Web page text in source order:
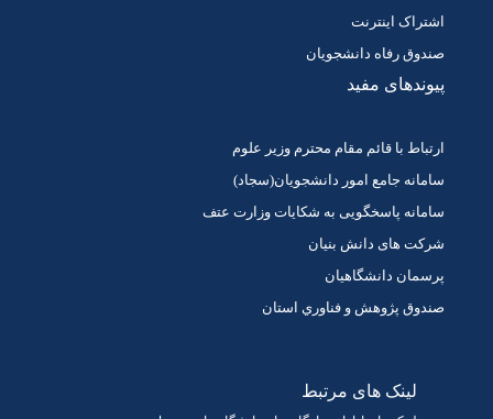
اشتراک اینترنت
صندوق رفاه دانشجویان
پیوندهای مفید
ارتباط با قائم مقام محترم وزیر علوم
سامانه جامع امور دانشجویان(سجاد)
سامانه پاسخگویی به شکایات وزارت عتف
شرکت های دانش بنیان
پرسمان دانشگاهیان
صندوق پژوهش و فناوري استان
لینک های مرتبط